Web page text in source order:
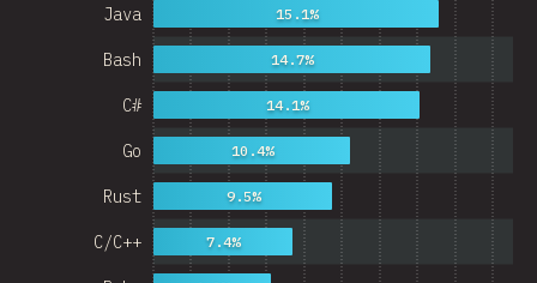
C/C++
Rust
Go
C#
Bash
Java
7.4%
9.5%
10.4%
14.1%
14.7%
15.1%